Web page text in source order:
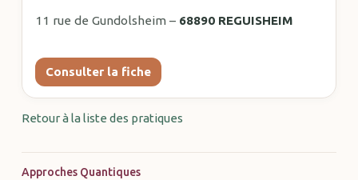
11 rue de Gundolsheim – 68890 REGUISHEIM
Consulter la fiche
Retour à la liste des pratiques
Approches Quantiques